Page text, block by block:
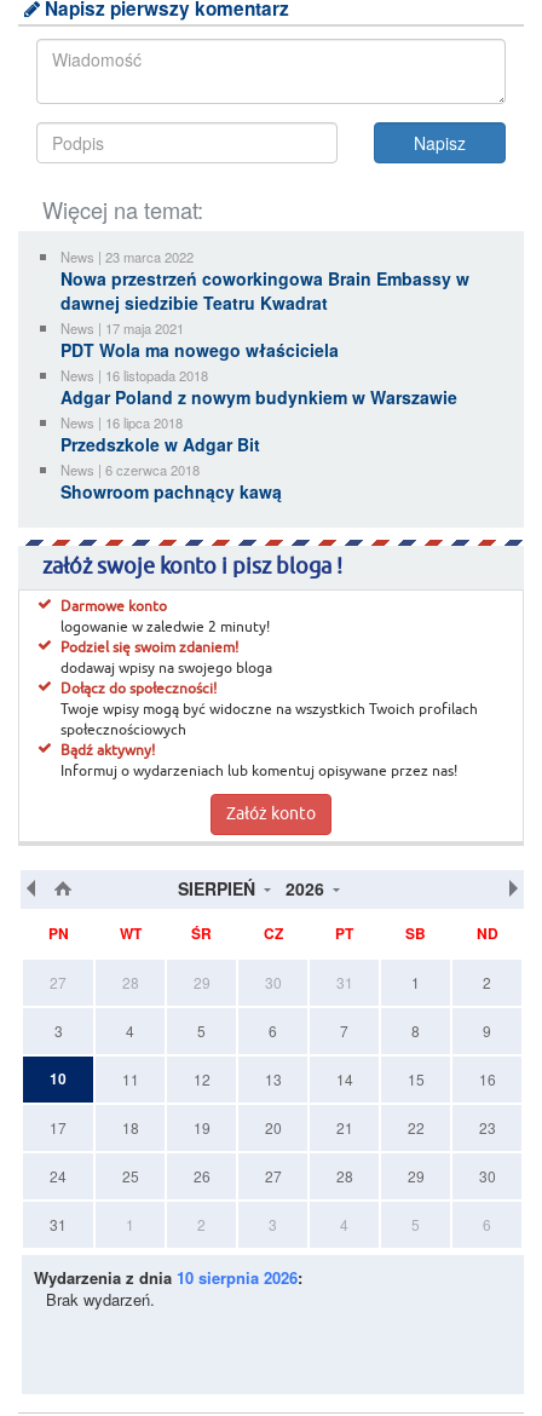
Napisz pierwszy komentarz
Więcej na temat:
News | 23 marca 2022
Nowa przestrzeń coworkingowa Brain Embassy w
dawnej siedzibie Teatru Kwadrat
News | 17 maja 2021
PDT Wola ma nowego właściciela
News | 16 listopada 2018
Adgar Poland z nowym budynkiem w Warszawie
News | 16 lipca 2018
Przedszkole w Adgar Bit
News | 6 czerwca 2018
Showroom pachnący kawą
załóż swoje konto i pisz bloga !
Darmowe konto
logowanie w zaledwie 2 minuty!
Podziel się swoim zdaniem!
dodawaj wpisy na swojego bloga
Dołącz do społeczności!
Twoje wpisy mogą być widoczne na wszystkich Twoich profilach
społecznościowych
Bądź aktywny!
Informuj o wydarzeniach lub komentuj opisywane przez nas!
Załóż konto
SIERPIEŃ 2026
PN WT ŚR CZ PT SB ND
27 28 29 30 31 1 2
3 4 5 6 7 8 9
10 11 12 13 14 15 16
17 18 19 20 21 22 23
24 25 26 27 28 29 30
31 1 2 3 4 5 6
Wydarzenia z dnia 10 sierpnia 2026:
Brak wydarzeń.